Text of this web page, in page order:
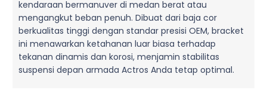
kendaraan bermanuver di medan berat atau
mengangkut beban penuh. Dibuat dari baja cor
berkualitas tinggi dengan standar presisi OEM, bracket
ini menawarkan ketahanan luar biasa terhadap
tekanan dinamis dan korosi, menjamin stabilitas
suspensi depan armada Actros Anda tetap optimal.